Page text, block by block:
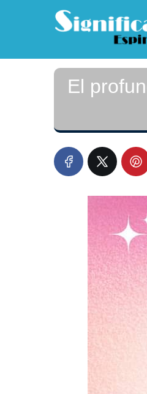
El